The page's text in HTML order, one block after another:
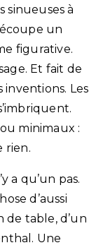
sinueuses à
un
figurative.
Et fait de
inventions. Les
minimaux :
rien.
a qu’un pas.
d’aussi
de table, d’un
Une